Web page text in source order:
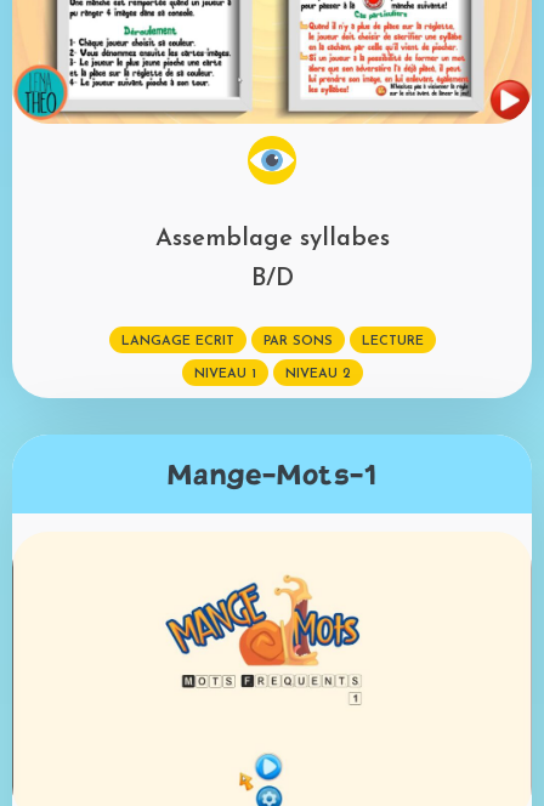
Assemblage syllabes
B/D
LANGAGE ECRIT PAR SONS LECTURE
NIVEAU 1 NIVEAU 2
Mange-Mots-1